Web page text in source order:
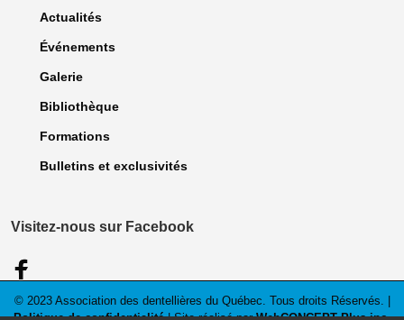
Actualités
Événements
Galerie
Bibliothèque
Formations
Bulletins et exclusivités
Visitez-nous sur Facebook
© 2023 Association des dentellières du Québec. Tous droits Réservés. |